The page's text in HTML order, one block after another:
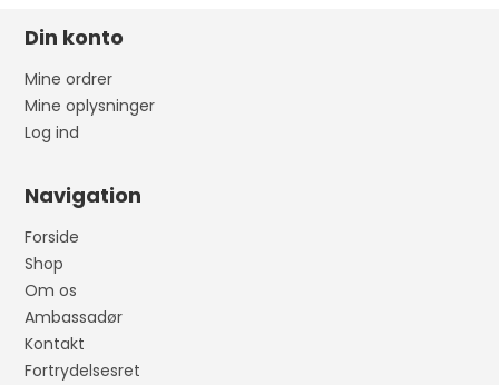
Din konto
Mine ordrer
Mine oplysninger
Log ind
Navigation
Forside
Shop
Om os
Ambassadør
Kontakt
Fortrydelsesret